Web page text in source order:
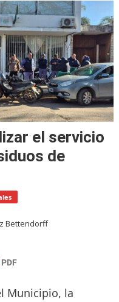
el servicio
de
Bettendorff
Municipio, la